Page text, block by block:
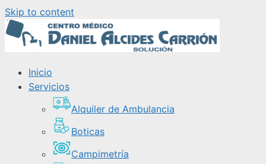
Skip to content
Inicio
Servicios
Alquiler de Ambulancia
Boticas
Campimetría